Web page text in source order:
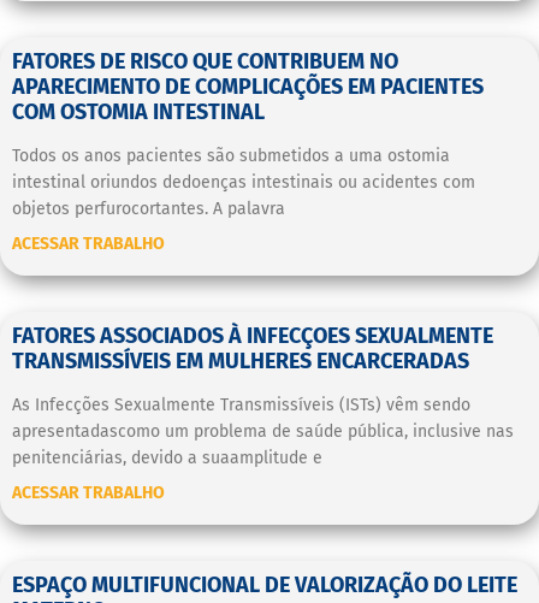
FATORES DE RISCO QUE CONTRIBUEM NO
APARECIMENTO DE COMPLICAÇÕES EM PACIENTES
COM OSTOMIA INTESTINAL
Todos os anos pacientes são submetidos a uma ostomia
intestinal oriundos dedoenças intestinais ou acidentes com
objetos perfurocortantes. A palavra
ACESSAR TRABALHO
FATORES ASSOCIADOS À INFECÇOES SEXUALMENTE
TRANSMISSÍVEIS EM MULHERES ENCARCERADAS
As Infecções Sexualmente Transmissíveis (ISTs) vêm sendo
apresentadascomo um problema de saúde pública, inclusive nas
penitenciárias, devido a suaamplitude e
ACESSAR TRABALHO
ESPAÇO MULTIFUNCIONAL DE VALORIZAÇÃO DO LEITE